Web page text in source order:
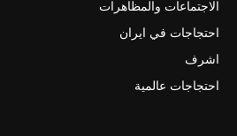
الاجتماعات والمظاهرات
احتجاجات في ايران
اشرف
احتجاجات عالمية